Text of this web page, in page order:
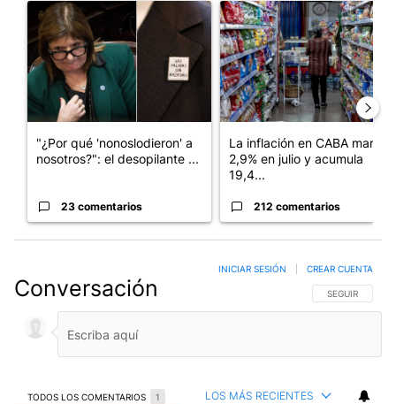
Un artículo de tendencia con el título ""¿Por qué
"¿Por qué 'nonoslodieron' a
nosotros?": el desopilante ...
23 comentarios
Un artículo de tendencia con
La inflación en CABA marcó
2,9% en julio y acumula
19,4...
212 comentarios
Conversación SIGA ESTA
SEGUIR
INICIAR SESIÓN CREAR CUENTA
TODOS LOS COMENTARIOS 1 LOS MÁS RECIENTES